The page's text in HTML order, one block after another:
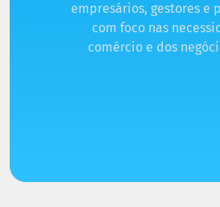
empresários, gestores e
com foco nas
comércio e dos